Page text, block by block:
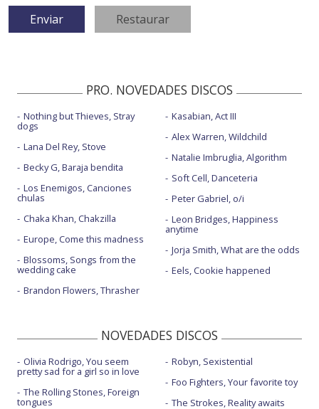
PRO. NOVEDADES DISCOS
Nothing but Thieves, Stray
dogs
Lana Del Rey, Stove
Becky G, Baraja bendita
Los Enemigos, Canciones
chulas
Chaka Khan, Chakzilla
Europe, Come this madness
Blossoms, Songs from the
wedding cake
Brandon Flowers, Thrasher
Kasabian, Act III
Alex Warren, Wildchild
Natalie Imbruglia, Algorithm
Soft Cell, Danceteria
Peter Gabriel, o/i
Leon Bridges, Happiness
anytime
Jorja Smith, What are the odds
Eels, Cookie happened
NOVEDADES DISCOS
Olivia Rodrigo, You seem
pretty sad for a girl so in love
The Rolling Stones, Foreign
tongues
Robyn, Sexistential
Foo Fighters, Your favorite toy
The Strokes, Reality awaits